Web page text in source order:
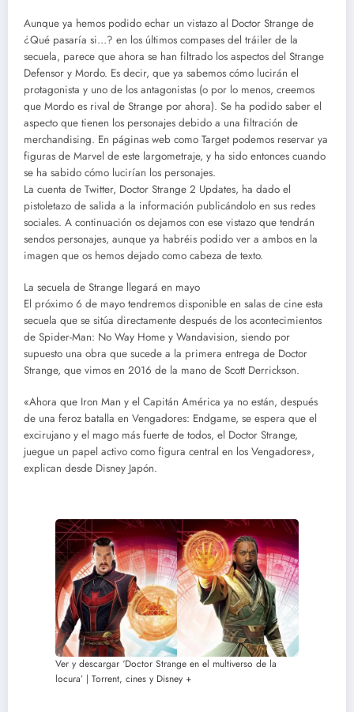
Aunque ya hemos podido echar un vistazo al Doctor Strange de
¿Qué pasaría si…? en los últimos compases del tráiler de la
secuela, parece que ahora se han filtrado los aspectos del Strange
Defensor y Mordo. Es decir, que ya sabemos cómo lucirán el
protagonista y uno de los antagonistas (o por lo menos, creemos
que Mordo es rival de Strange por ahora). Se ha podido saber el
aspecto que tienen los personajes debido a una filtración de
merchandising. En páginas web como Target podemos reservar ya
figuras de Marvel de este largometraje, y ha sido entonces cuando
se ha sabido cómo lucirían los personajes.
La cuenta de Twitter, Doctor Strange 2 Updates, ha dado el
pistoletazo de salida a la información publicándolo en sus redes
sociales. A continuación os dejamos con ese vistazo que tendrán
sendos personajes, aunque ya habréis podido ver a ambos en la
imagen que os hemos dejado como cabeza de texto.
La secuela de Strange llegará en mayo
El próximo 6 de mayo tendremos disponible en salas de cine esta
secuela que se sitúa directamente después de los acontecimientos
de Spider-Man: No Way Home y Wandavision, siendo por
supuesto una obra que sucede a la primera entrega de Doctor
Strange, que vimos en 2016 de la mano de Scott Derrickson.
«Ahora que Iron Man y el Capitán América ya no están, después
de una feroz batalla en Vengadores: Endgame, se espera que el
excirujano y el mago más fuerte de todos, el Doctor Strange,
juegue un papel activo como figura central en los Vengadores»,
explican desde Disney Japón.
Ver y descargar ‘Doctor Strange en el multiverso de la
locura’ | Torrent, cines y Disney +